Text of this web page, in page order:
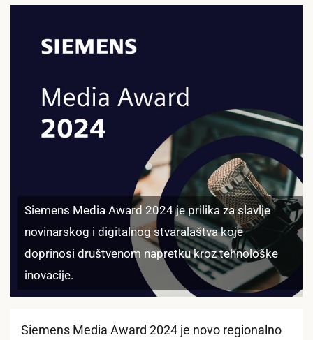
Siemens Media Award 2024 je prilika za slavlje
novinarskog i digitalnog stvaralaštva koje
doprinosi društvenom napretku kroz tehnološke
inovacije.
Siemens Media Award 2024 je novo regionalno